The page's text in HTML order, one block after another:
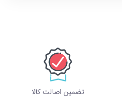
تضمین اصالت کالا